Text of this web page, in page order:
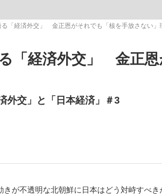
ま
る「経済外交」 金正恩がそれでも「核を手放さない
「経済外交」 金正
外交」と「日本経済」＃3
が不透明な北朝鮮に日本はどう対峙すべ